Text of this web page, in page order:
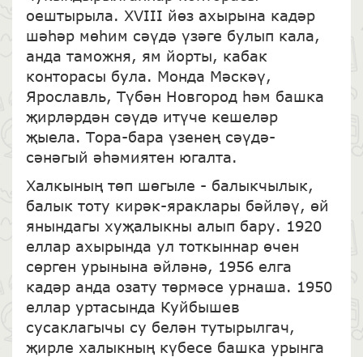
оештырыла. XVIII йөз ахырына кадәр
шәһәр мөһим сәүдә үзәге булып кала,
анда таможня, ям йорты, кабак
конторасы була. Монда Мәскәү,
Ярославль, Түбән Новгород һәм башка
җирләрдән сәүдә итүче кешеләр
җыела. Тора-бара үзенең сәүдә-
сәнәгый әһәмиятен югалта.
Халкының төп шөгыле - балыкчылык,
балык тоту кирәк-яраклары бәйләү, өй
янындагы хуҗалыкны алып бару. 1920
еллар ахырында ул тоткыннар өчен
сөрген урынына әйләнә, 1956 елга
кадәр анда озату төрмәсе урнаша. 1950
еллар уртасында Куйбышев
сусаклагычы су белән тутырылгач,
җирле халыкның күбесе башка урынга